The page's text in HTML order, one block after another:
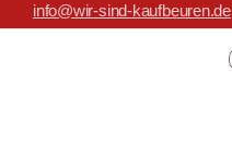
info@wir-sind-kaufbeuren.de
www.wir-sind-kaufbeuren.de